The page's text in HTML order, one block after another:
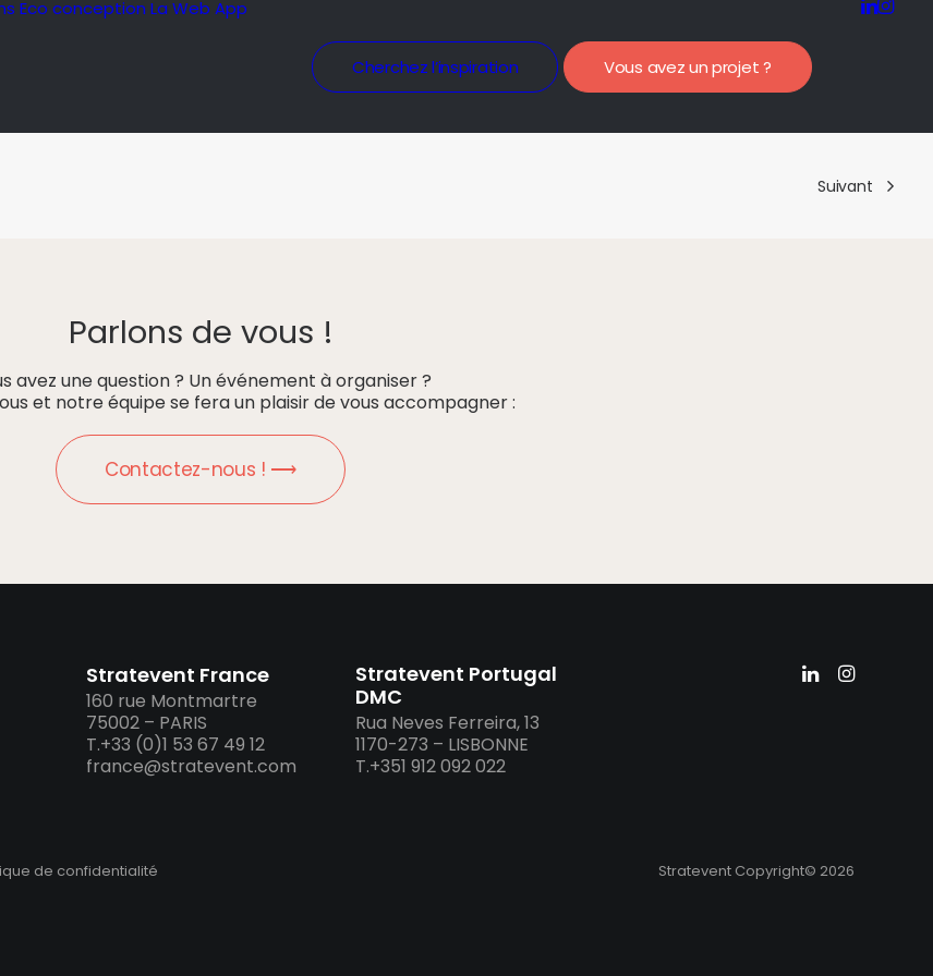
Eco conception La Web App
Cherchez l’inspiration Vous avez un projet ?
Suivant
Parlons de vous !
avez une question ? Un événement à organiser ?
et notre équipe se fera un plaisir de vous accompagner :
Contactez-nous ! ⟶
Stratevent France
160 rue Montmartre
75002 – PARIS
T.+33 (0)1 53 67 49 12
france@stratevent.com
Stratevent Portugal
DMC
Rua Neves Ferreira, 13
1170-273 – LISBONNE
T.+351 912 092 022
de confidentialité Stratevent Copyright© 2026